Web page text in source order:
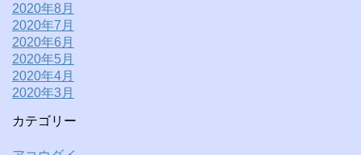
2020年8月
2020年7月
2020年6月
2020年5月
2020年4月
2020年3月
カテゴリー